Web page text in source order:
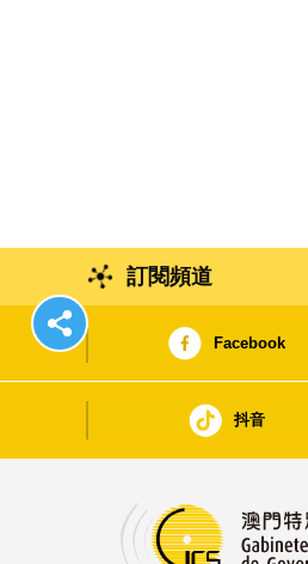
訂閱頻道
Facebook
抖音